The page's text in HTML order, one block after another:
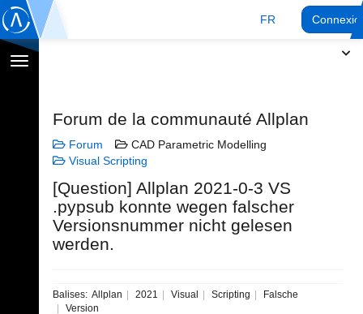
FR
Afficher
Forum de la communauté Allplan
Forum
CAD Parametric Modelling
Visual Scripting
[Question] Allplan 2021-0-3 VS
.pypsub konnte wegen falscher
Versionsnummer nicht gelesen
werden.
Balises: Allplan 2021 Visual Scripting
Falsche
Version